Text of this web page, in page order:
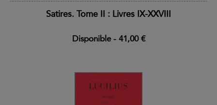
Satires. Tome II : Livres IX-XXVIII
Disponible- 41,00 €